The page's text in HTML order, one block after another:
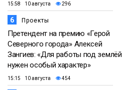
15:58 10 августа 296
6 Проекты
Претендент на премию «Герой
Северного города» Алексей
Зангиев: «Для работы под землёй
нужен особый характер»
15:15 10 августа 454